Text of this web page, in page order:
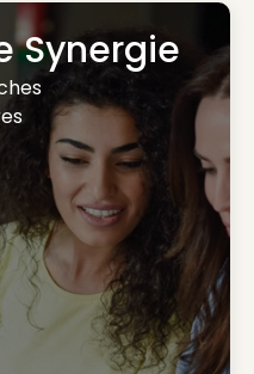
Synergie